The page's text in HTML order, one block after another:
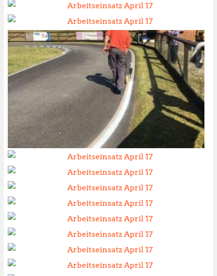
Image
Image
Image
Image
Image
Image
Image
Image
Image
Image
Image